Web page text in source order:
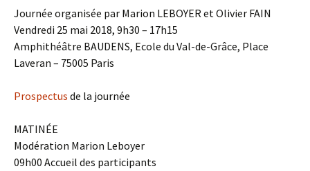
Journée organisée par Marion LEBOYER et Olivier FAIN
Vendredi 25 mai 2018, 9h30 – 17h15
Amphithéâtre BAUDENS, Ecole du Val-de-Grâce, Place
Laveran – 75005 Paris
Prospectus de la journée
MATINÉE
Modération Marion Leboyer
09h00 Accueil des participants